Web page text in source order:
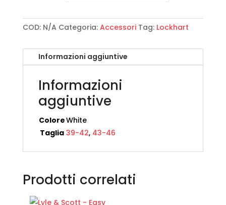
quantità
COD: N/A Categoria: Accessori Tag: Lockhart
Informazioni aggiuntive
Informazioni
aggiuntive
ColoreWhite
Taglia 39-42, 43-46
Prodotti correlati